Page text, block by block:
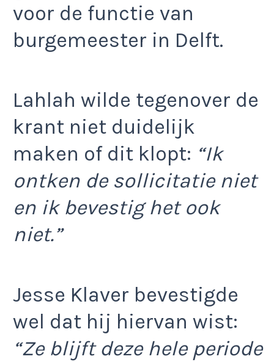
voor de functie van
burgemeester in Delft.
Lahlah wilde tegenover de
krant niet duidelijk
maken of dit klopt: “Ik
ontken de sollicitatie niet
en ik bevestig het ook
niet.”
Jesse Klaver bevestigde
wel dat hij hiervan wist:
“Ze blijft deze hele periode